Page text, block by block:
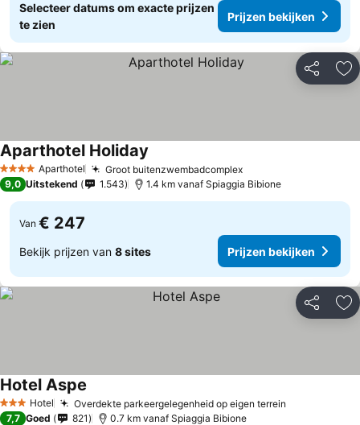
Selecteer datums om exacte prijzen
te zien
Prijzen bekijken
Delen
4 SterrenAparthotel Groot buitenzwembadcomplexPrijzen bekijken
Aparthotel Holiday
9,0 Uitstekend 1.543 1.4 km vanaf Spiaggia Bibione
Van € 247
Bekijk prijzen van 8 sites Prijzen bekijken
Delen
3 SterrenHotel Overdekte parkeergelegenheid op eigen terrein
Hotel Aspe
7,7 Goed 821 0.7 km vanaf Spiaggia Bibione